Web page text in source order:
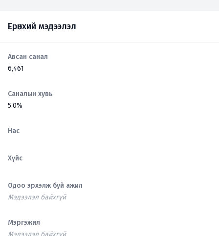
Ерөнхий мэдээлэл
Авсан санал
6,461
Саналын хувь
5.0%
Нас
Хүйс
Одоо эрхэлж буй ажил
Мэдээлэл байхгүй
Мэргэжил
Мэдээлэл байхгүй